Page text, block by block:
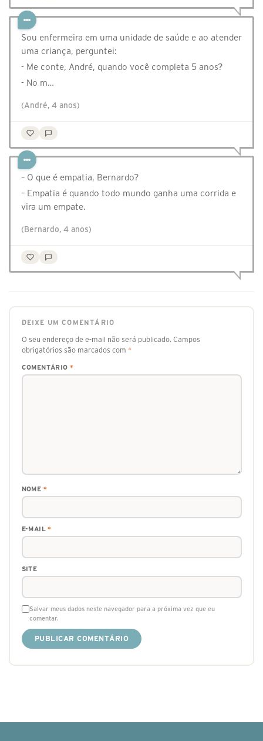
Sou enfermeira em uma unidade de saúde e ao atender
uma criança, perguntei:
- Me conte, André, quando você completa 5 anos?
- No m…
(André, 4 anos)
– O que é empatia, Bernardo?
– Empatia é quando todo mundo ganha uma corrida e
vira um empate.
(Bernardo, 4 anos)
DEIXE UM COMENTÁRIO
O seu endereço de e-mail não será publicado. Campos
obrigatórios são marcados com *
COMENTÁRIO *
NOME *
E-MAIL*
SITE
Salvar meus dados neste navegador para a próxima vez que eu
comentar.